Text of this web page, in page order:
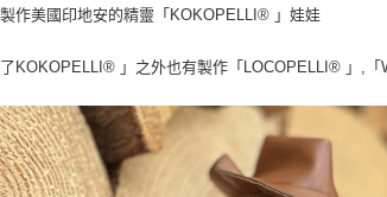
作美國印地安的精靈「KOKOPELLI® 」娃娃
KOKOPELLI® 」之外也有製作「LOCOPELLI® 」,